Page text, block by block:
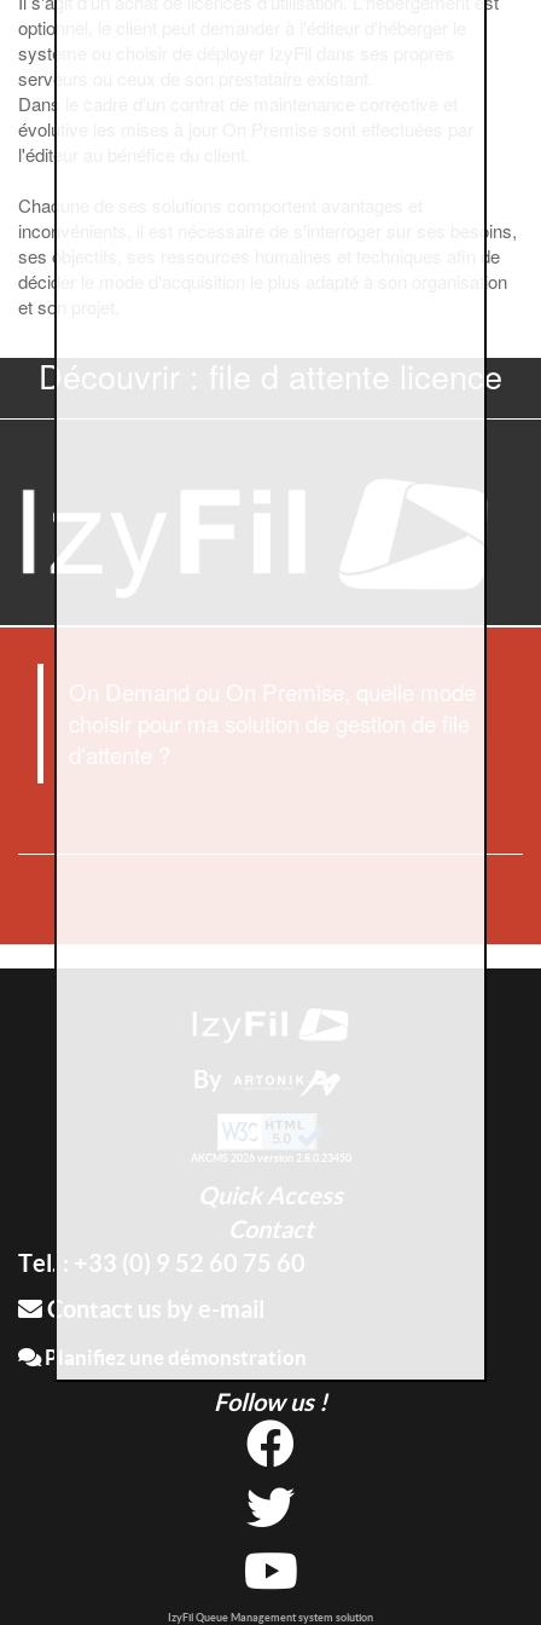
optionnel, le client peut demander à l'éditeur d'héberger le
système ou choisir de déployer IzyFil dans ses propres
serveurs ou ceux de son prestataire existant.
Dans le cadre d'un contrat de maintenance corrective et
évolutive les mises à jour On Premise sont effectuées par
l'éditeur au bénéfice du client.
Chacune de ses solutions comportent avantages et
inconvénients, il est nécessaire de s'interroger sur ses besoins,
ses objectifs, ses ressources humaines et techniques afin de
décider le mode d'acquisition le plus adapté à son organisation
et son projet.
Découvrir : file d attente licence
On Demand ou On Premise, quelle mode
choisir pour ma solution de gestion de file
d'attente ?
By
AKCMS 2026 version 2.8.0.23450
Quick Access
Contact
Tel. : +33 (0) 9 52 60 75 60
Contact us by e-mail
Planifiez une démonstration
Follow us !
IzyFil Queue Management system solution